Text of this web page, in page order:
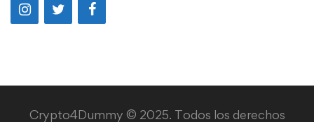
Crypto4Dummy © 2025. Todos los derechos